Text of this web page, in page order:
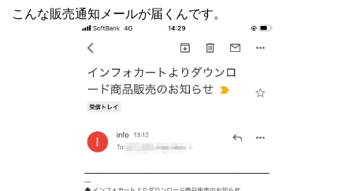
こんな販売通知メールが届くんです。